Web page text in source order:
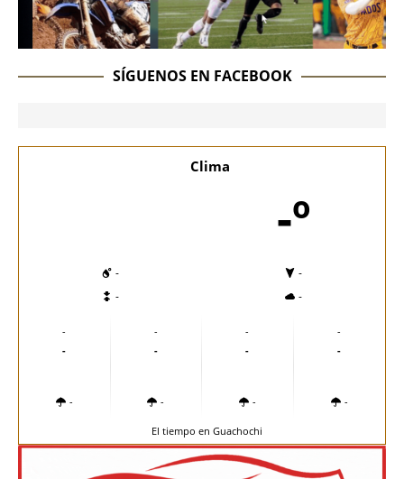
SÍGUENOS EN FACEBOOK
Clima
-º
-
-
-
-
-
-
-
-
-
-
-
-
-
-
-
-
El tiempo en Guachochi